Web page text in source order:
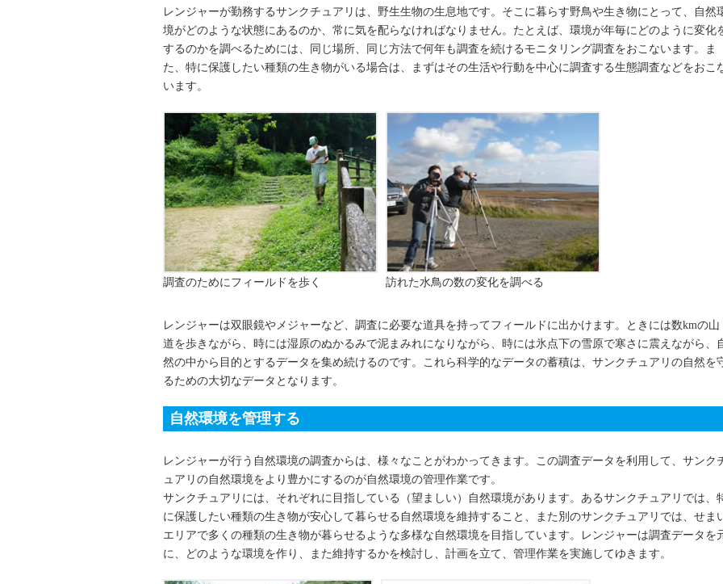
レンジャーが勤務するサンクチュアリは、野生生物の生息地です。そこに暮らす野鳥や生き物にとって、自然
境がどのような状態にあるのか、常に気を配らなければなりません。たとえば、環境が年毎にどのように変化
するのかを調べるためには、同じ場所、同じ方法で何年も調査を続けるモニタリング調査をおこないます。ま
た、特に保護したい種類の生き物がいる場合は、まずはその生活や行動を中心に調査する生態調査などをおこ
います。
調査のためにフィールドを歩く 訪れた水鳥の数の変化を調べる
レンジャーは双眼鏡やメジャーなど、調査に必要な道具を持ってフィールドに出かけます。ときには数kmの山
道を歩きながら、時には湿原のぬかるみで泥まみれになりながら、時には氷点下の雪原で寒さに震えながら、
然の中から目的とするデータを集め続けるのです。これら科学的なデータの蓄積は、サンクチュアリの自然を
るための大切なデータとなります。
自然環境を管理する
レンジャーが行う自然環境の調査からは、様々なことがわかってきます。この調査データを利用して、サンク
ュアリの自然環境をより豊かにするのが自然環境の管理作業です。
サンクチュアリには、それぞれに目指している（望ましい）自然環境があります。あるサンクチュアリでは、
に保護したい種類の生き物が安心して暮らせる自然環境を維持すること、また別のサンクチュアリでは、せま
エリアで多くの種類の生き物が暮らせるような多様な自然環境を目指しています。レンジャーは調査データを
に、どのような環境を作り、また維持するかを検討し、計画を立て、管理作業を実施してゆきます。